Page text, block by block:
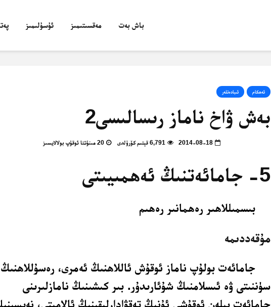
باش بەت مەقسىتىمىز ئۇسۇلىمىز
ئەھكام ئىبادەتلەر
بەش ۋاخ ناماز رىسالىسى2
2014-08-18 6,791 قېتىم كۆرۈلدى 20 مىنۇتتا ئوقۇپ بولالايسىز
5- جامائەتنىڭ ئەھمىيىتى
بىسمىللاھىر رەھمانىر رەھىم
مۇقەددىمە
جامائەت بولۇپ ناماز ئوقۇش ئاللاھنىڭ ئەمرى، رەسۇللاھنىڭ
سۈننىتى ۋە ئىسلامنىڭ شۇئارىدۇر. بىر كىشىنىڭ نامازلىرىنى
جامائەت بىلەن ئوقۇشى ئۇنىڭ تەقۋادارلىقىنىڭ ئالامىتى،